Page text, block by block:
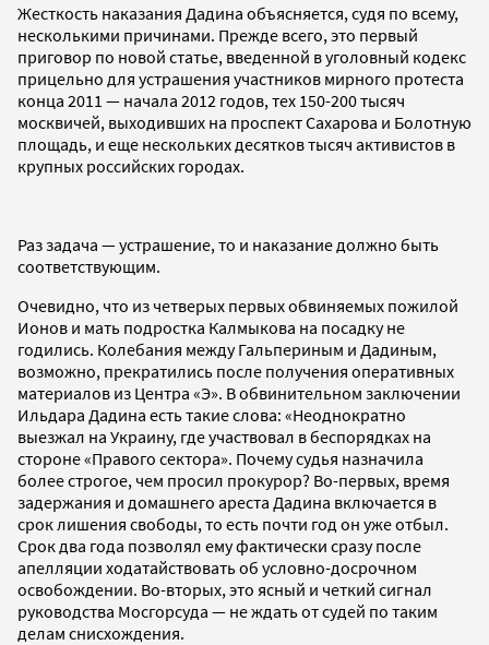
Жесткость наказания Дадина объясняется, судя по всему,
несколькими причинами. Прежде всего, это первый
приговор по новой статье, введенной в уголовный кодекс
прицельно для устрашения участников мирного протеста
конца 2011 — начала 2012 годов, тех 150-200 тысяч
москвичей, выходивших на проспект Сахарова и Болотную
площадь, и еще нескольких десятков тысяч активистов в
крупных российских городах.
Раз задача — устрашение, то и наказание должно быть
соответствующим.
Очевидно, что из четверых первых обвиняемых пожилой
Ионов и мать подростка Калмыкова на посадку не
годились. Колебания между Гальпериным и Дадиным,
возможно, прекратились после получения оперативных
материалов из Центра «Э». В обвинительном заключении
Ильдара Дадина есть такие слова: «Неоднократно
выезжал на Украину, где участвовал в беспорядках на
стороне «Правого сектора». Почему судья назначила
более строгое, чем просил прокурор? Во-первых, время
задержания и домашнего ареста Дадина включается в
срок лишения свободы, то есть почти год он уже отбыл.
Срок два года позволял ему фактически сразу после
апелляции ходатайствовать об условно-досрочном
освобождении. Во-вторых, это ясный и четкий сигнал
руководства Мосгорсуда — не ждать от судей по таким
делам снисхождения.